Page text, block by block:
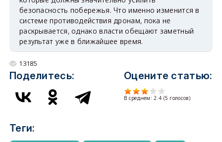
безопасность побережья. Что именно изменится в
системе противодействия дронам, пока не
раскрывается, однако власти обещают заметный
результат уже в ближайшее время.
13185
Поделитесь: Оцените статью:
В среднем:2.4 (5 голосов)
Теги: